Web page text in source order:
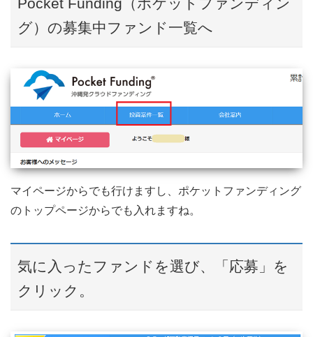
Pocket Funding（ポケットファンディン
グ）の募集中ファンド一覧へ
マイページからでも行けますし、ポケットファンディング
のトップページからでも入れますね。
気に入ったファンドを選び、「応募」を
クリック。